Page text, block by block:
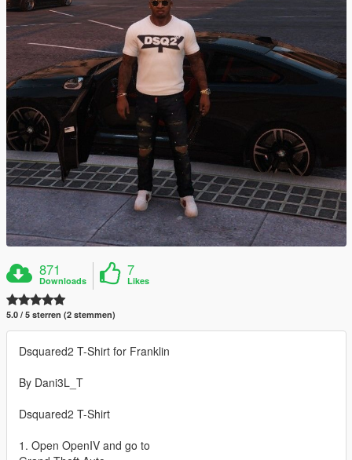
871
Downloads
7
Likes
5.0 / 5 sterren (2 stemmen)
Dsquared2 T-Shirt for Franklin
By Dani3L_T
Dsquared2 T-Shirt
1. Open OpenIV and go to